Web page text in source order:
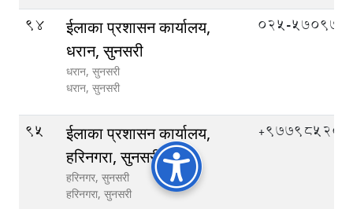
94
ईलाका प्रशासन कार्यालय,
धरान, सुनसरी
धरान, सुनसरी
धरान, सुनसरी
०२५-५७०९७०
95
ईलाका प्रशासन कार्यालय,
हरिनगरा, सुनसरी
हरिनगर, सुनसरी
हरिनगरा, सुनसरी